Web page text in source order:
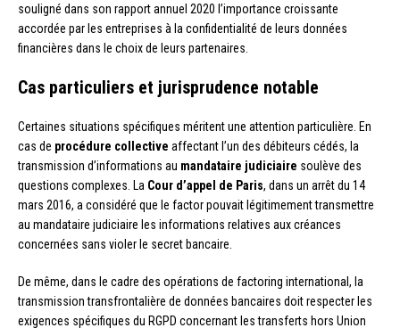
souligné dans son rapport annuel 2020 l’importance croissante
accordée par les entreprises à la confidentialité de leurs données
financières dans le choix de leurs partenaires.
Cas particuliers et jurisprudence notable
Certaines situations spécifiques méritent une attention particulière. En
cas de procédure collective affectant l’un des débiteurs cédés, la
transmission d’informations au mandataire judiciaire soulève des
questions complexes. La Cour d’appel de Paris, dans un arrêt du 14
mars 2016, a considéré que le factor pouvait légitimement transmettre
au mandataire judiciaire les informations relatives aux créances
concernées sans violer le secret bancaire.
De même, dans le cadre des opérations de factoring international, la
transmission transfrontalière de données bancaires doit respecter les
exigences spécifiques du RGPD concernant les transferts hors Union